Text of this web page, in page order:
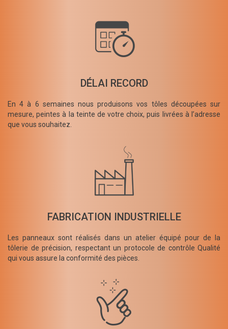
DÉLAI RECORD
En 4 à 6 semaines nous produisons vos tôles découpées sur
mesure, peintes à la teinte de votre choix, puis livrées à l’adresse
que vous souhaitez.
FABRICATION INDUSTRIELLE
Les panneaux sont réalisés dans un atelier équipé pour de la
tôlerie de précision, respectant un protocole de contrôle Qualité
qui vous assure la conformité des pièces.